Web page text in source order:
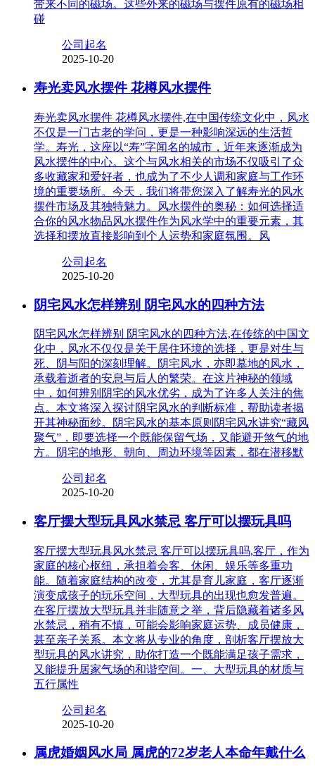
带来不同的磁场。这些外来的磁场与摆件原有的磁场相
碰
公司起名
2025-10-20
寿光卖风水摆件 花樽风水摆件
寿光卖风水摆件 花樽风水摆件,在中国传统文化中，风水
不仅是一门古老的学问，更是一种影响深远的生活哲
学。寿光，这座以“寿”字闻名的城市，近年来逐渐成为
风水摆件的中心。这个与风水相关的市场不仅吸引了众
多收藏家和爱好者，也成为了不少人调和家庭与工作环
境的重要场所。今天，我们将带您深入了解寿光的风水
摆件市场及其独特魅力。风水摆件的奥秘：如何选择适
合你的风水物品风水摆件作为风水学中的重要元素，其
选择和摆放直接影响到个人运势和家庭氛围。风
公司起名
2025-10-20
阴宅风水怎样辨别 阴宅风水的四种方法
阴宅风水怎样辨别 阴宅风水的四种方法,在传统的中国文
化中，风水不仅仅是关于居住环境的选择，更是对生与
死、阴与阳的深刻理解。阴宅风水，亦即墓地的风水，
承载着逝者的安息与后人的繁荣。在这片神秘的领域
中，如何辨别阴宅的风水优劣，成为了许多人关注的焦
点。本文将深入探讨阴宅风水的判断标准，帮助读者揭
开其神秘面纱。阴宅风水的基本原则阴宅风水讲究“藏风
聚气”，即要选择一个既能保留气场，又能避开煞气的地
方。阴宅的地形、朝向、周边环境等因素，都在潜移默
公司起名
2025-10-20
客厅摆大型玩具风水禁忌 客厅可以摆玩具吗
客厅摆大型玩具风水禁忌 客厅可以摆玩具吗,客厅，作为
家庭的核心枢纽，承担着会客、休闲、娱乐等多重功
能。随着家庭结构的改变，尤其是育儿家庭，客厅逐渐
演变成孩子的玩乐空间，大型玩具的出现也愈发普遍。
在客厅摆放大型玩具并非随意之举，背后隐藏着诸多风
水禁忌，稍有不慎，可能会影响家庭运势、成员健康，
甚至亲子关系。本文将从专业的角度，剖析客厅摆放大
型玩具的风水讲究，助你打造一个既能满足孩子需求，
又能提升居家气场的和谐空间。一、大型玩具的材质与
五行属性
公司起名
2025-10-20
属虎婚姻风水局 属虎的72岁老人本命年戴什么